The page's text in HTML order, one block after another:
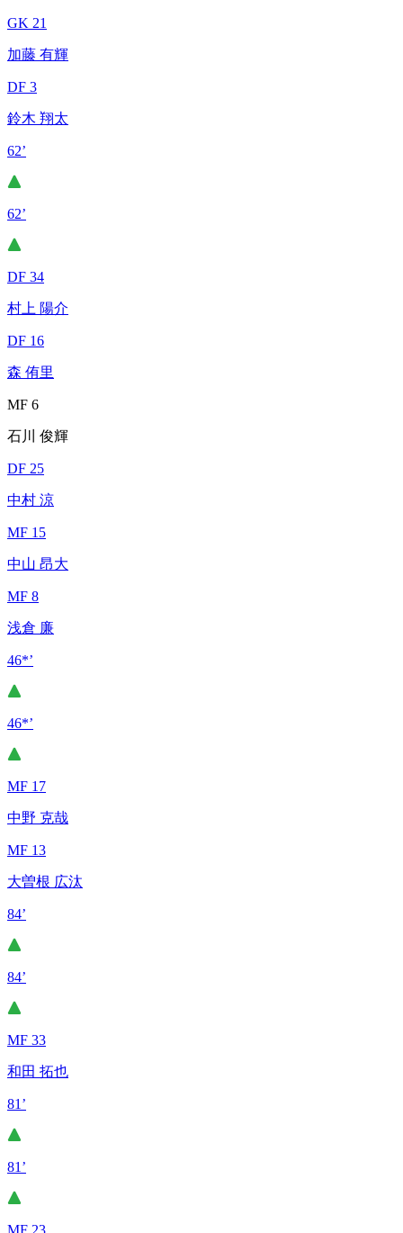
GK 21
加藤 有輝
DF 3
鈴木 翔太
62’
62’
DF 34
村上 陽介
DF 16
森 侑里
MF 6
石川 俊輝
DF 25
中村 涼
MF 15
中山 昂大
MF 8
浅倉 廉
46*’
46*’
MF 17
中野 克哉
MF 13
大曽根 広汰
84’
84’
MF 33
和田 拓也
81’
81’
MF 23